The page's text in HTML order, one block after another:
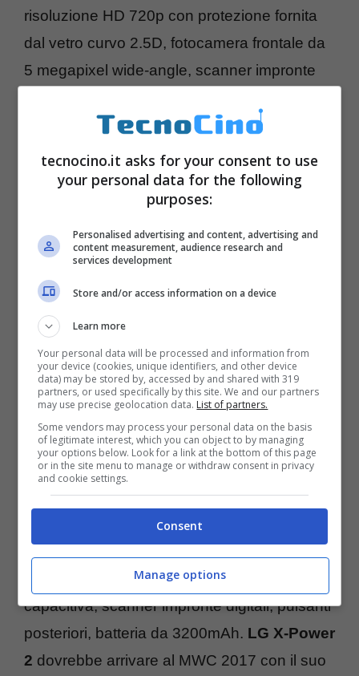
risoluzione HD 720p con protezione fornita
dal vetro curvo 2.5D, fotocamera frontale da
5 megapixel wide-angle, scanner impronte
modelli di altre famiglie.
LG X Calibur(riferimento alla saga di Re
Artù?), propone una scocca resistente ad
acqua e polvere con certificazione IP68 e
militare e batteria da 4100mAh dalla lunga
durata.LG Stylus 3dovrebbe essere una
delle grandi novità con schermo da phablet
megapixel con flash LED entrambe, penna
capacitiva, scanner impronte digitali, pulsanti
posteriori, batteria da 3200mAh. LG X-Power
2 dovrebbe arrivare al MWC 2017 con il suo
tecnocino.it asks for your consent to use
your personal data for the following
purposes:
Personalised advertising and content, advertising and
content measurement, audience research and
services development
Store and/or access information on a device
Learn more
Your personal data will be processed and information from
your device (cookies, unique identifiers, and other device
data) may be stored by, accessed by and shared with 319
partners, or used specifically by this site. We and our partners
may use precise geolocation data. List of partners.
Some vendors may process your personal data on the basis
of legitimate interest, which you can object to by managing
your options below. Look for a link at the bottom of this page
or in the site menu to manage or withdraw consent in privacy
and cookie settings.
Consent
Manage options